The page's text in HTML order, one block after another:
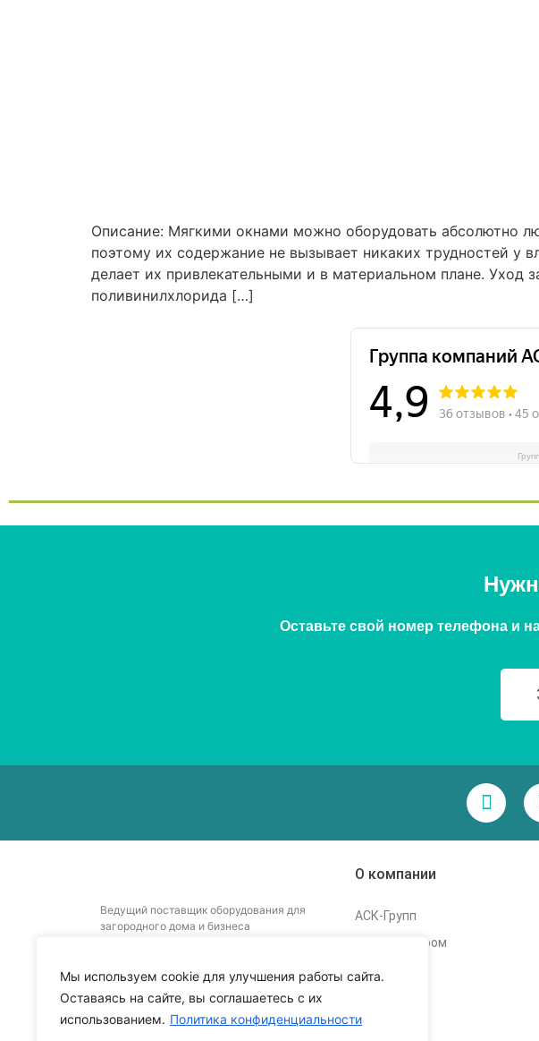
Мы используем cookie для улучшения работы сайта.
Оставаясь на сайте, вы соглашаетесь с их
использованием. Политика конфиденциальности
Описание: Мягкими окнами можно оборудовать абсолютно
поэтому их содержание не вызывает никаких трудностей у
делает их привлекательными и в материальном плане. Уход
поливинилхлорида […]
Оставьте свой номер телефона и
Ведущий поставщик оборудования для
загородного дома и бизнеса
О компании
АСК-Групп
Стать дилером
Статьи
Контакты